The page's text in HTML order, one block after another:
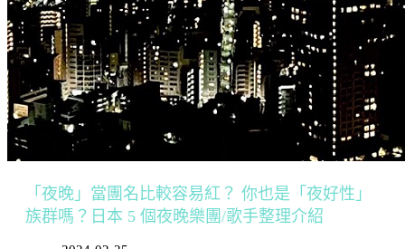
「夜晚」當團名比較容易紅？ 你也是「夜好性」
族群嗎？日本 5 個夜晚樂團/歌手整理介紹